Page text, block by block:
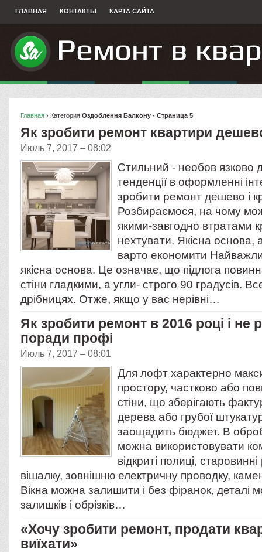
ГЛАВНАЯ КОНТАКТЫ КАРТА САЙТА
Главная › Категория Оздоблення Балкону - Страница 5
Як зробити ремонт квартири
Июль 7, 2017 – 08:02
Стильний - необов язково
тенденції в оформленні
зробити ремонт дешево і
Розбираємося, на чому
якими-завгодно втратами
нехтувати. Якісна основа,
варто економити
якісна основа. Це означає, що підлога
стіни гладкими, а угли- строго 90 градусів.
дрібницях. Отже, якщо у вас нерівні…
Як зробити ремонт в 2016 році і не
поради профі
Июль 7, 2017 – 08:01
Для лофт характерно
простору, частково або
стіни, що зберігають
дерева або грубої
заощадить бюджет. В
можна використовувати
відкриті полиці,
вішалку, зовнішню електричну проводку,
Вікна можна залишити і без фіранок, деталі
залишків і обрізків…
«Хочу зробити ремонт, продати
виїхати»